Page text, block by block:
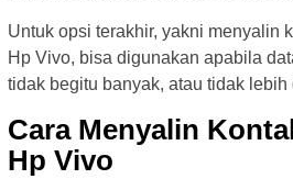
Untuk opsi terakhir, yakni menyalin
Hp Vivo, bisa digunakan apabila
tidak begitu banyak, atau tidak lebih
Cara Menyalin
Hp Vivo